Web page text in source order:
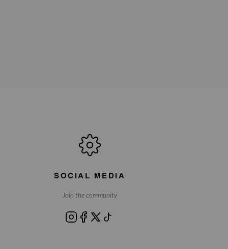
SOCIAL MEDIA
Join the community